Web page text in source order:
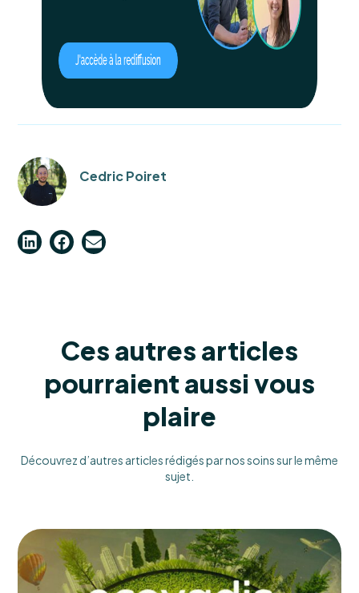
Cedric Poiret
Ces autres articles
pourraient aussi vous
plaire
Découvrez d’autres articles rédigés par nos soins sur le même
sujet.